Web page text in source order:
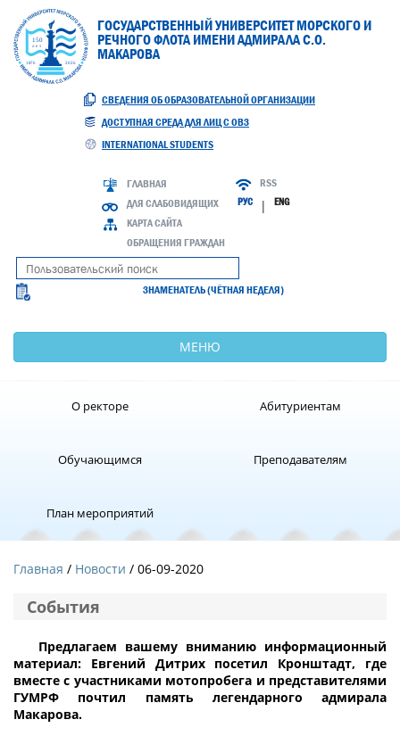
ГОСУДАРСТВЕННЫЙ УНИВЕРСИТЕТ МОРСКОГО И
РЕЧНОГО ФЛОТА ИМЕНИ АДМИРАЛА С.О.
МАКАРОВА
СВЕДЕНИЯ ОБ ОБРАЗОВАТЕЛЬНОЙ ОРГАНИЗАЦИИ
ДОСТУПНАЯ СРЕДА ДЛЯ ЛИЦ С ОВЗ
INTERNATIONAL STUDENTS
ГЛАВНАЯ
ДЛЯ СЛАБОВИДЯЩИХ
КАРТА САЙТА
ОБРАЩЕНИЯ ГРАЖДАН
RSS
РУС | ENG
ЗНАМЕНАТЕЛЬ (ЧЁТНАЯ НЕДЕЛЯ)
МЕНЮ
О ректоре Абитуриентам
Обучающимся Преподавателям
План мероприятий
Главная Новости / 06-09-2020
События
Предлагаем вашему вниманию информационный
материал: Евгений Дитрих посетил Кронштадт, где
вместе с участниками мотопробега и представителями
ГУМРФ почтил память легендарного адмирала
Макарова.